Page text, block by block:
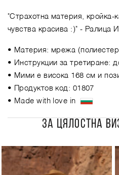
"Страхотна материя,
чувства красива :)" - Ралица
• Материя: мрежа
• Инструкции за третиране:
• Мими е висока 168 см и
• Продуктов код: 01807
• Made with love in
ЗА ЦЯЛОСТНА